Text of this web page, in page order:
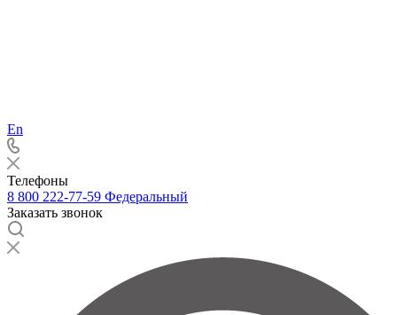
En
Телефоны
8 800 222-77-59 Федеральный
Заказать звонок